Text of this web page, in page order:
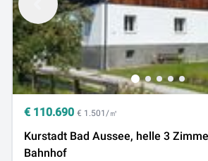
€ 110.690 € 1.501/㎡
Kurstadt Bad Aussee, helle 3
Bahnhof